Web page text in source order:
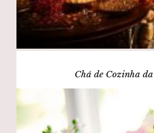
Chá de Cozinha